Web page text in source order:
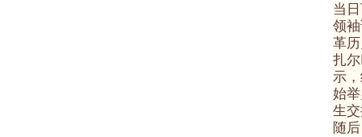
当
领
革
扎
示
始
生
随